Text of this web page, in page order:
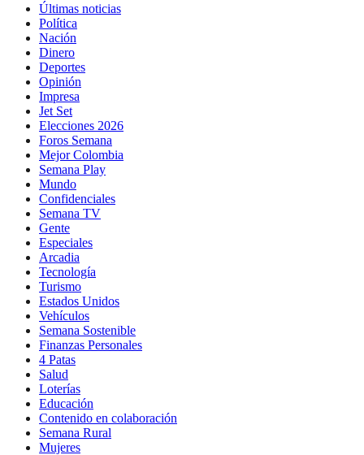
Últimas noticias
Política
Nación
Dinero
Deportes
Opinión
Impresa
Jet Set
Elecciones 2026
Foros Semana
Mejor Colombia
Semana Play
Mundo
Confidenciales
Semana TV
Gente
Especiales
Arcadia
Tecnología
Turismo
Estados Unidos
Vehículos
Semana Sostenible
Finanzas Personales
4 Patas
Salud
Loterías
Educación
Contenido en colaboración
Semana Rural
Mujeres